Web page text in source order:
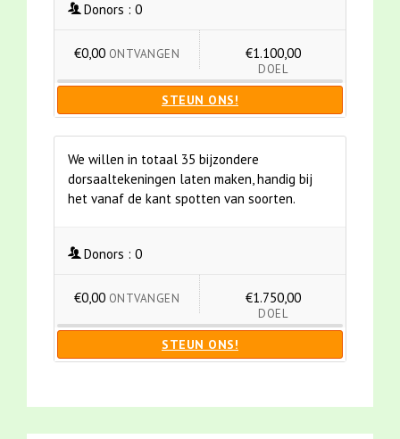
Donors : 0
€0,00 ONTVANGEN €1.100,00
DOEL
STEUN ONS!
We willen in totaal 35 bijzondere
dorsaaltekeningen laten maken, handig bij
het vanaf de kant spotten van soorten.
Donors : 0
€0,00 ONTVANGEN €1.750,00
DOEL
STEUN ONS!